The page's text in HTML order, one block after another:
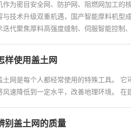
作为密目安全网、防护网、阻燃网加工的
与技术升级双重机遇，国产智能厚料机型
迭代聚焦厚料高强度缝制、伺服智能控制
样使用盖土网
土网是每个人都经常使用的特殊工具。
风速降低到一定水平，改善地理环境。
别盖土网的质量